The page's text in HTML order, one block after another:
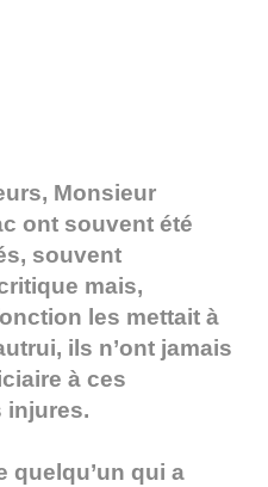
Monsieur
ont souvent été
souvent
mais,
les mettait à
ils n’ont jamais
à ces
injures.
quelqu’un qui a